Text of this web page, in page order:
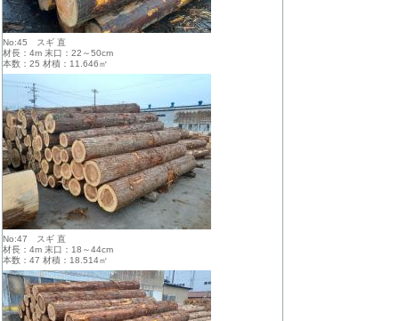
No:45 スギ 直
材長：4m 末口：22～50cm
本数：25 材積：11.646㎥
No:47 スギ 直
材長：4m 末口：18～44cm
本数：47 材積：18.514㎥